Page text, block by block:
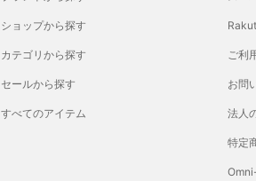
ショップから探す
カテゴリから探す
セールから探す
すべてのアイテム
ご利
お問
法人
特定